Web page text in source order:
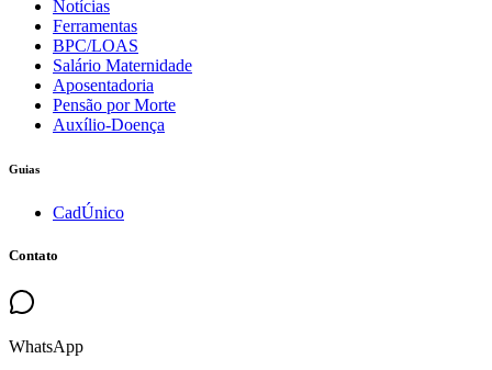
Notícias
Ferramentas
BPC/LOAS
Salário Maternidade
Aposentadoria
Pensão por Morte
Auxílio-Doença
Guias
CadÚnico
Contato
WhatsApp